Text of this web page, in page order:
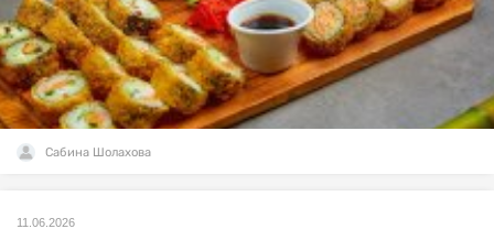
Сабина Шолахова
11.06.2026